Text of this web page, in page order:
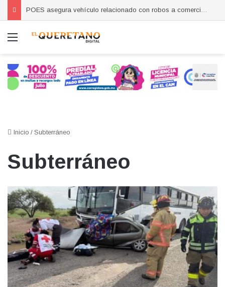
POES asegura vehículo relacionado con robos a comercio con violencia en Querétaro y Guanajuato; hay un detenido
Menú
Inicio / Subterráneo
Subterráneo